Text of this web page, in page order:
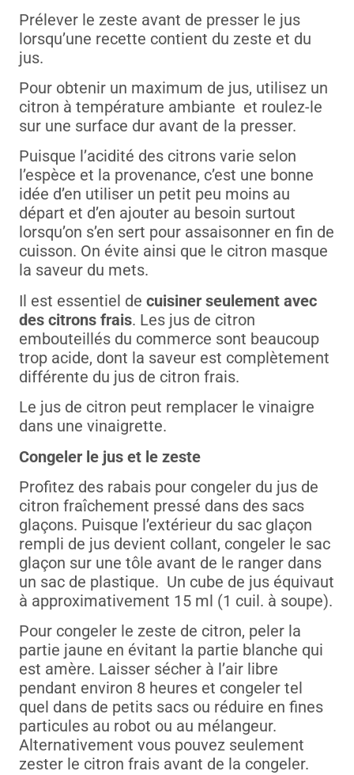
Prélever le zeste avant de presser le jus
lorsqu’une recette contient du zeste et du
jus.
Pour obtenir un maximum de jus, utilisez un
citron à température ambiante et roulez-le
sur une surface dur avant de la presser.
Puisque l’acidité des citrons varie selon
l’espèce et la provenance, c’est une bonne
idée d’en utiliser un petit peu moins au
départ et d’en ajouter au besoin surtout
lorsqu’on s’en sert pour assaisonner en fin de
cuisson. On évite ainsi que le citron masque
la saveur du mets.
Il est essentiel de cuisiner seulement avec
des citrons frais. Les jus de citron
embouteillés du commerce sont beaucoup
trop acide, dont la saveur est complètement
différente du jus de citron frais.
Le jus de citron peut remplacer le vinaigre
dans une vinaigrette.
Congeler le jus et le zeste
Profitez des rabais pour congeler du jus de
citron fraîchement pressé dans des sacs
glaçons. Puisque l’extérieur du sac glaçon
rempli de jus devient collant, congeler le sac
glaçon sur une tôle avant de le ranger dans
un sac de plastique. Un cube de jus équivaut
à approximativement 15 ml (1 cuil. à soupe).
Pour congeler le zeste de citron, peler la
partie jaune en évitant la partie blanche qui
est amère. Laisser sécher à l’air libre
pendant environ 8 heures et congeler tel
quel dans de petits sacs ou réduire en fines
particules au robot ou au mélangeur.
Alternativement vous pouvez seulement
zester le citron frais avant de la congeler.